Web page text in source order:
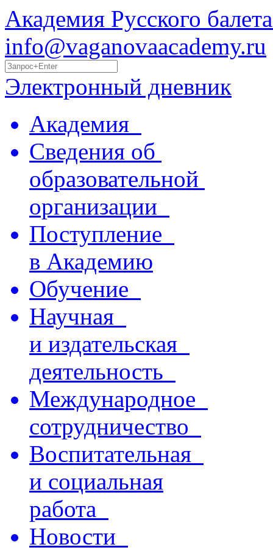
Академия Русского
info@vaganovaacademy.ru
Электронный дневник
Академия
Сведения об
образовательной
организации
Поступление
в Академию
Обучение
Научная
и издательская
деятельность
Международное
сотрудничество
Воспитательная
и социальная
работа
Новости